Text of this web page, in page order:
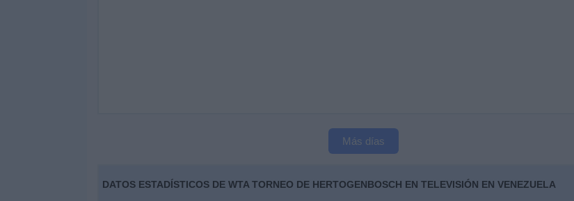
Más días
DATOS ESTADÍSTICOS DE WTA TORNEO DE HERTOGENBOSCH EN TELEVISIÓN EN VENEZUELA